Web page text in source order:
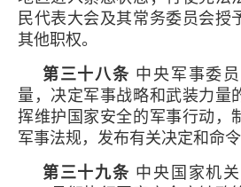
民代表大会及其常务委员会授
其他职权。
第三十八条 中央军事委
量，决定军事战略和武装力量
挥维护国家安全的军事行动，
军事法规，发布有关决定和命令
第三十九条 中央国家机